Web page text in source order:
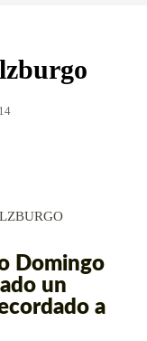
Domingo
un
a